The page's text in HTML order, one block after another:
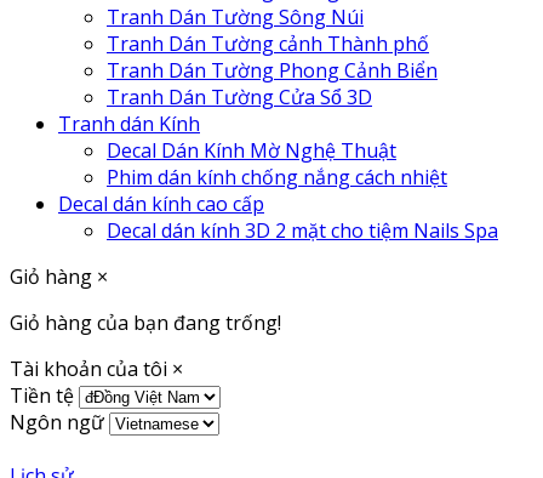
Tranh Dán Tường Sông Núi
Tranh Dán Tường cảnh Thành phố
Tranh Dán Tường Phong Cảnh Biển
Tranh Dán Tường Cửa Sổ 3D
Tranh dán Kính
Decal Dán Kính Mờ Nghệ Thuật
Phim dán kính chống nắng cách nhiệt
Decal dán kính cao cấp
Decal dán kính 3D 2 mặt cho tiệm Nails Spa
Giỏ hàng ×
Giỏ hàng của bạn đang trống!
Tài khoản của tôi ×
Tiền tệ
Ngôn ngữ